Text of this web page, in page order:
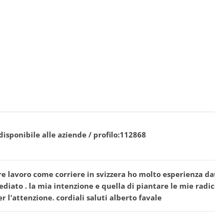
alle aziende / profilo:112868
lavoro come corriere in svizzera ho molto esperienza
. la mia intenzione e quella di piantare le mie
l'attenzione. cordiali saluti alberto favale